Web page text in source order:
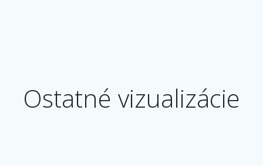
Ostatné vizualizácie